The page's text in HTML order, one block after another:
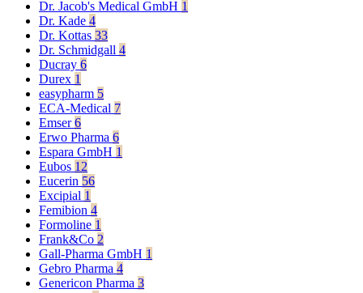
Dr. Jacob's Medical GmbH 1
Dr. Kade 4
Dr. Kottas 33
Dr. Schmidgall 4
Ducray 6
Durex 1
easypharm 5
ECA-Medical 7
Emser6
Erwo Pharma 6
Espara GmbH 1
Eubos 12
Eucerin 56
Excipial 1
Femibion 4
Formoline 1
Frank&Co 2
Gall-Pharma GmbH 1
Gebro Pharma 4
Genericon Pharma 3